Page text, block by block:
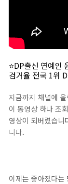
⭐DP출신 연예인
검거율 전국 1위
지금까지 채널에
이 동영상 하나 조
영상이 되버렸습
니다.
이제는 좋아졌다는